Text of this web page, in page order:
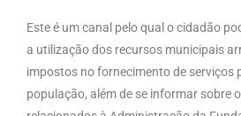
Este é um canal pelo qual o cidadão
a utilização dos recursos municipais
impostos no fornecimento de serviços
população, além de se informar sobre